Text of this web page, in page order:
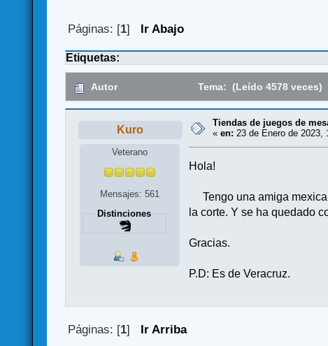
Páginas: [1] Ir Abajo
Etiquetas:
Autor Tema: (Leído 4578 veces)
Kuro
Veterano
Mensajes: 561
Distinciones
Tiendas de juegos de
«en: 23 de Enero de 2023,
Hola!
Tengo una amiga
la corte. Y se ha quedado
Gracias.
P.D: Es de Veracruz.
Páginas: [1] Ir Arriba